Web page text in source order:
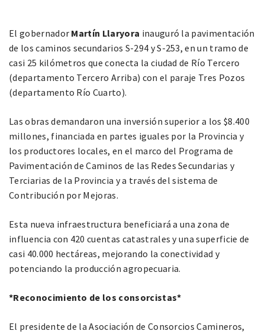
El gobernador Martín Llaryora inauguró la pavimentación
de los caminos secundarios S-294 y S-253, en un tramo de
casi 25 kilómetros que conecta la ciudad de Río Tercero
(departamento Tercero Arriba) con el paraje Tres Pozos
(departamento Río Cuarto).
Las obras demandaron una inversión superior a los $8.400
millones, financiada en partes iguales por la Provincia y
los productores locales, en el marco del Programa de
Pavimentación de Caminos de las Redes Secundarias y
Terciarias de la Provincia y a través del sistema de
Contribución por Mejoras.
Esta nueva infraestructura beneficiará a una zona de
influencia con 420 cuentas catastrales y una superficie de
casi 40.000 hectáreas, mejorando la conectividad y
potenciando la producción agropecuaria.
*Reconocimiento de los consorcistas*
El presidente de la Asociación de Consorcios Camineros,